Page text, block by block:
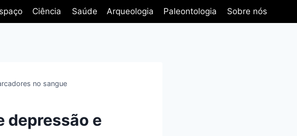
Ciência Saúde Arqueologia Paleontologia Sobre nós
no sangue
depressão e